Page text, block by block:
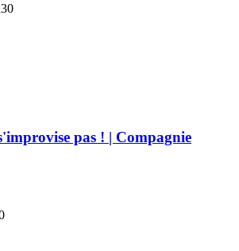
pas ! | Compagnie